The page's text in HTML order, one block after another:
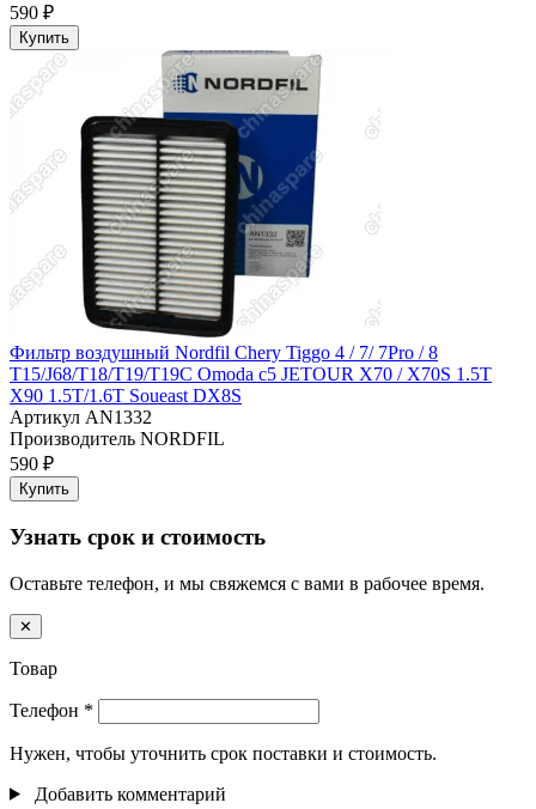
590 ₽
Купить
Фильтр воздушный Nordfil Chery Tiggo 4 / 7/ 7Pro / 8
T15/J68/T18/T19/T19C Omoda c5 JETOUR X70 / X70S 1.5T
X90 1.5T/1.6T Soueast DX8S
Артикул AN1332
Производитель NORDFIL
590 ₽
Купить
Узнать срок и стоимость
Оставьте телефон, и мы свяжемся с вами в рабочее время.
✕
Товар
Телефон *
Нужен, чтобы уточнить срок поставки и стоимость.
Добавить комментарий